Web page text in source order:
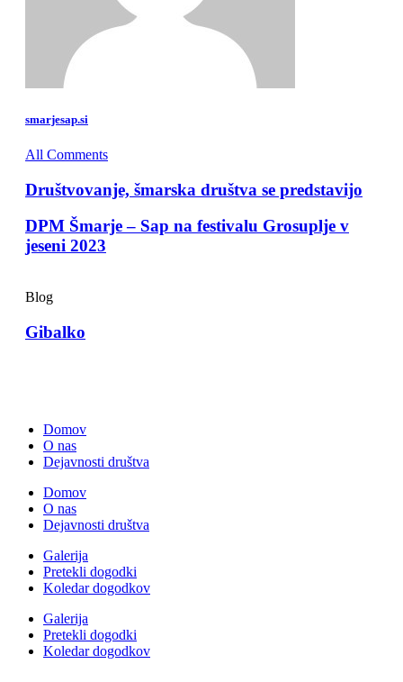
smarjesap.si
All Comments
Društvovanje, šmarska društva se predstavijo
DPM Šmarje – Sap na festivalu Grosuplje v
jeseni 2023
Blog
Gibalko
Domov
O nas
Dejavnosti društva
Domov
O nas
Dejavnosti društva
Galerija
Pretekli dogodki
Koledar dogodkov
Galerija
Pretekli dogodki
Koledar dogodkov